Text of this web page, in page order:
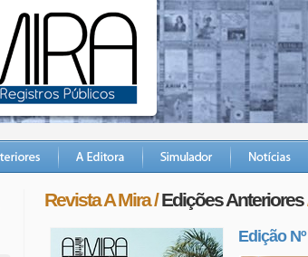
Revista A Mira /Edições Anteriores
Edição